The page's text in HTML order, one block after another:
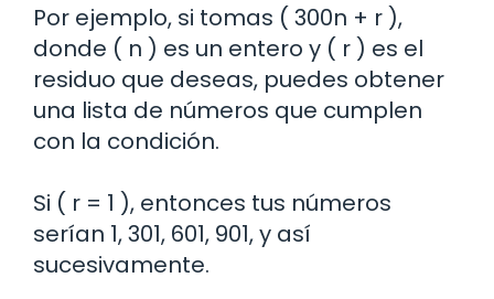
Por ejemplo, si tomas ( 300n + r ),
donde ( n ) es un entero y ( r ) es el
residuo que deseas, puedes obtener
una lista de números que cumplen
con la condición.
Si ( r = 1 ), entonces tus números
serían 1, 301, 601, 901, y así
sucesivamente.